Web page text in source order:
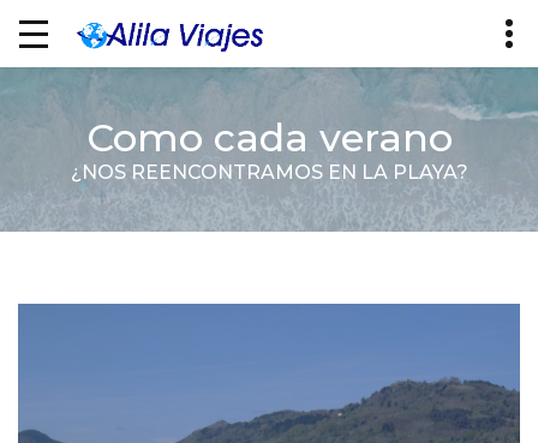
Como cada verano
¿NOS REENCONTRAMOS EN LA PLAYA?